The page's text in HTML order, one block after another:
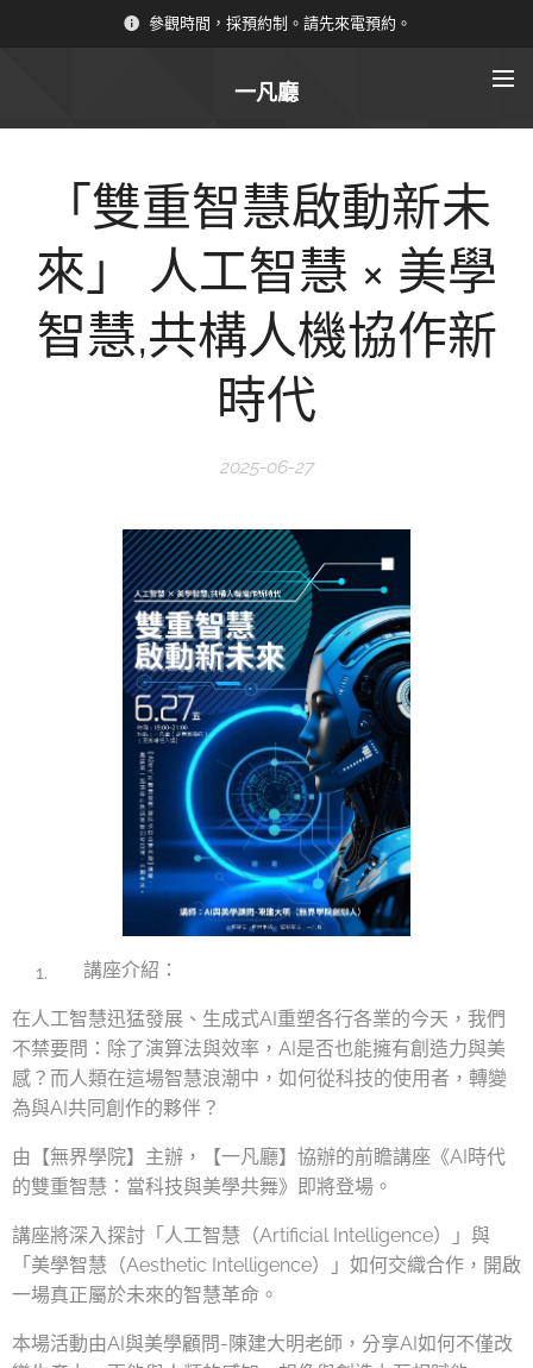
參觀時間，採預約制。請先來電預約。
一凡廳
「雙重智慧啟動新未
來」 人工智慧 × 美學
智慧,共構人機協作新
時代
2025-06-27
講座介紹：
在人工智慧迅猛發展、生成式AI重塑各行各業的今天，我們
不禁要問：除了演算法與效率，AI是否也能擁有創造力與美
感？而人類在這場智慧浪潮中，如何從科技的使用者，轉變
為與AI共同創作的夥伴？
由【無界學院】主辦，【一凡廳】協辦的前瞻講座《AI時代
的雙重智慧：當科技與美學共舞》即將登場。
講座將深入探討「人工智慧（Artificial Intelligence）」與
「美學智慧（Aesthetic Intelligence）」如何交織合作，開啟
一場真正屬於未來的智慧革命。
本場活動由AI與美學顧問-陳建大明老師，分享AI如何不僅改